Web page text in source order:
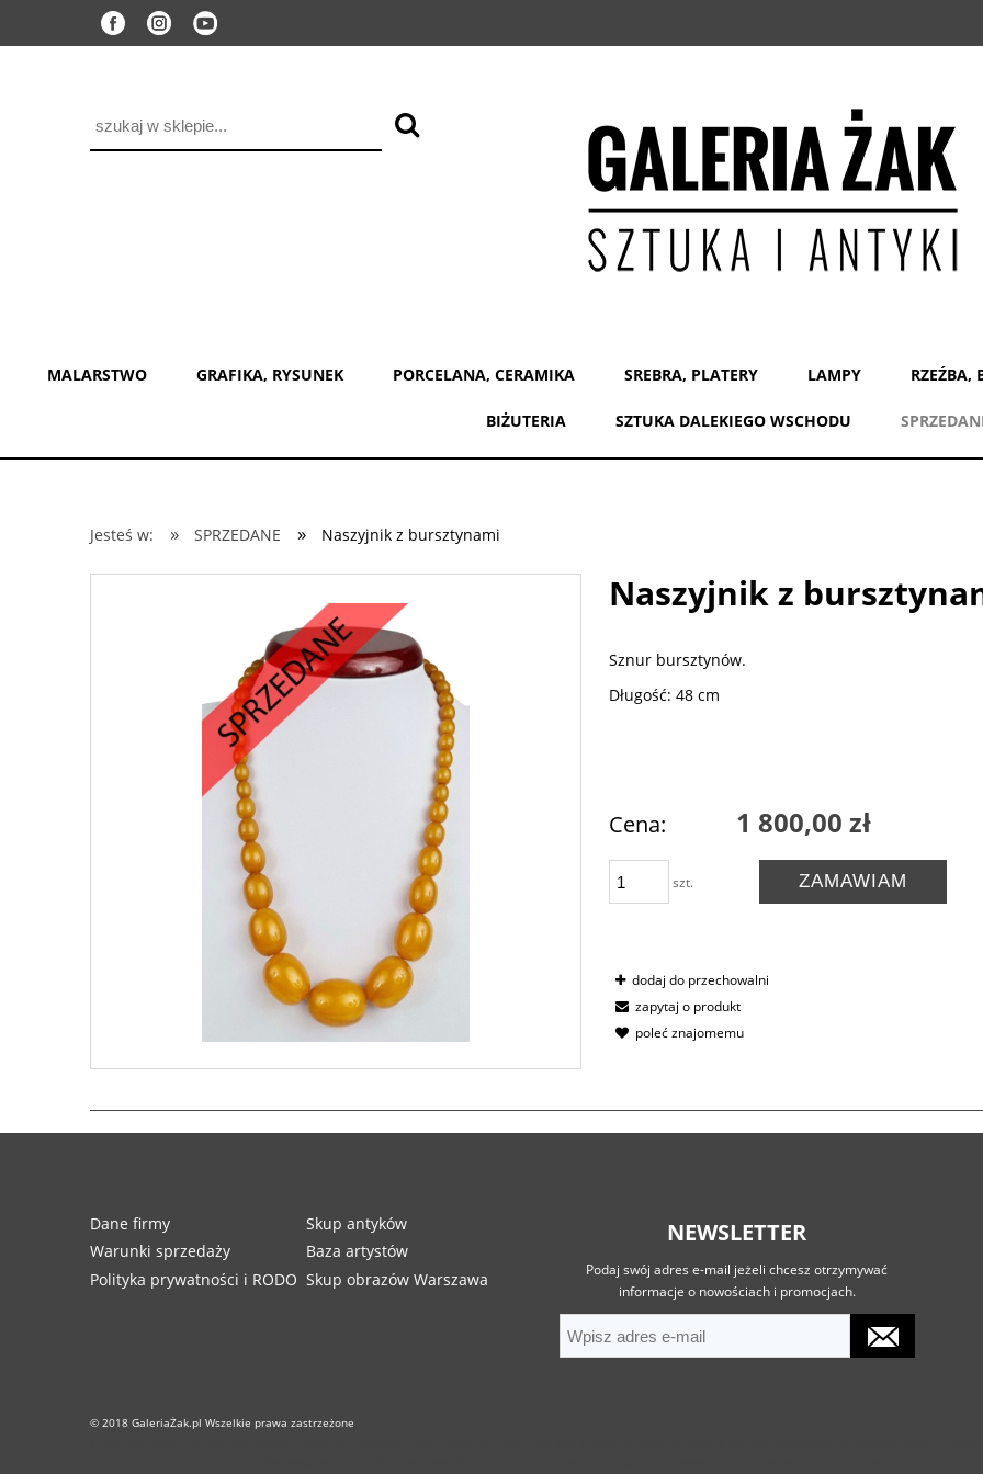
MALARSTWO GRAFIKA, RYSUNEK PORCELANA, CERAMIKA SREBRA, PLATERY LAMPY RZEŹBA,
BIŻUTERIA SZTUKA DALEKIEGO WSCHODU
Jesteś w: » SPRZEDANE » Naszyjnik z bursztynami
Naszyjnik z
Sznur bursztynów.
Długość: 48 cm
Cena: 1 800,00 zł
szt. ZAMAWIAM
dodaj do przechowalni
zapytaj o produkt
poleć znajomemu
Dane firmy
Warunki sprzedaży
Polityka prywatności i RODO
Skup antyków
Baza artystów
Skup obrazów Warszawa
NEWSLETTER
Podaj swój adres e-mail jeżeli chcesz otrzymywać
informacje o nowościach i promocjach.
© 2018 GaleriaŻak.pl Wszelkie prawa zastrzeżone